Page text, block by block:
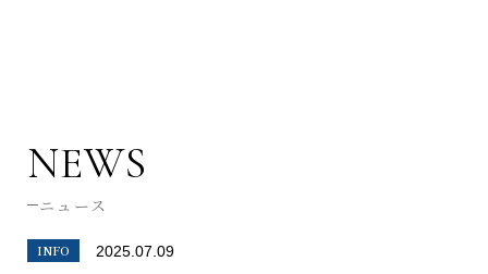
NEWS
ニュース
INFO 2025.07.09